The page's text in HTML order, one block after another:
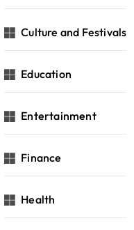
Culture and Festivals
Education
Entertainment
Finance
Health